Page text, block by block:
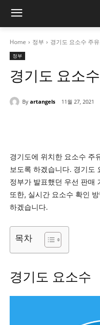
Home 정부 경기도 요소수 주
정부
경기도 요소
By artangels 11월 27, 2021
경기도에 위치한 요소수 주
보도록 하겠습니다. 경기도
정부가 발표했던 우선 판매
또한, 실시간 요소수 확인
하겠습니다.
목차
경기도 요소수